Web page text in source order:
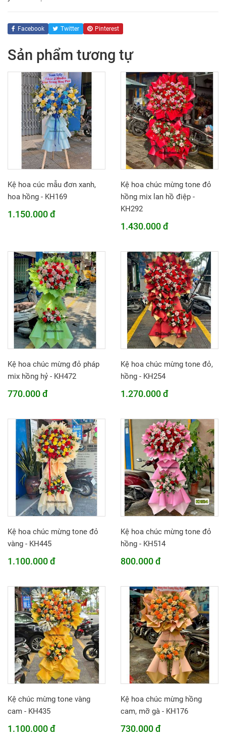
Facebook Twitter Pinterest
Sản phẩm tương tự
Kệ hoa cúc mẫu đơn xanh,
hoa hồng - KH169
1.150.000 đ
Kệ hoa chúc mừng tone đỏ
hồng mix lan hồ điệp -
KH292
1.430.000 đ
Kệ hoa chúc mừng đỏ pháp
mix hồng hỷ - KH472
770.000 đ
Kệ hoa chúc mừng tone đỏ,
hồng - KH254
1.270.000 đ
Kệ hoa chúc mừng tone đỏ
vàng - KH445
1.100.000 đ
Kệ hoa chúc mừng tone đỏ
hồng - KH514
800.000 đ
Kệ chúc mừng tone vàng
cam - KH435
1.100.000 đ
Kệ hoa chúc mừng hồng
cam, mỡ gà - KH176
730.000 đ